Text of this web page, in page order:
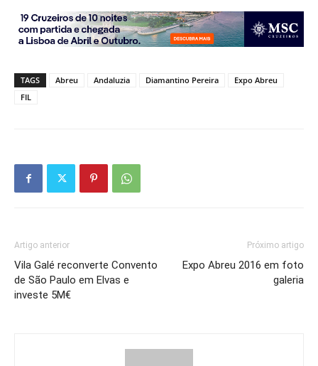
TAGS Abreu Andaluzia Diamantino Pereira
Expo Abreu
FIL
Artigo anterior
Vila Galé reconverte Convento
de São Paulo em Elvas e
investe 5M€
Próximo artigo
Expo Abreu 2016 em foto
galeria